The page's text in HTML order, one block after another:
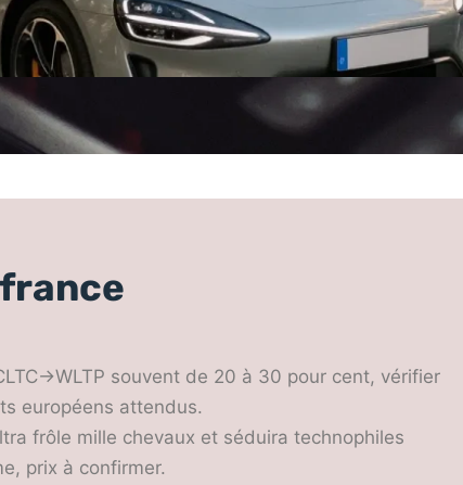
souvent de 20 à 30 pour cent, vérifier
européens attendus.
frôle mille chevaux et séduira technophiles
prix à confirmer.